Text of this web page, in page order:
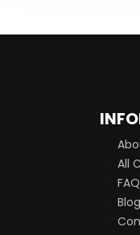
All
Blog